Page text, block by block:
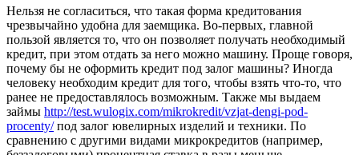
Нельзя не согласиться, что такая форма кредитования
чрезвычайно удобна для заемщика. Во-первых, главной
пользой является то, что он позволяет получать необходимый
кредит, при этом отдать за него можно машину. Проще говоря,
почему бы не оформить кредит под залог машины? Иногда
человеку необходим кредит для того, чтобы взять что-то, что
ранее не предоставлялось возможным. Также мы выдаем
займы http://test.wulogix.com/mikrokredit/vzjat-dengi-pod-
procenty/под залог ювелирных изделий и техники. По
сравнению с другими видами микрокредитов (например,